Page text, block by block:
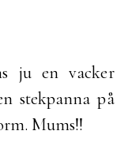
ju en vacker
stekpanna på
Mums!!